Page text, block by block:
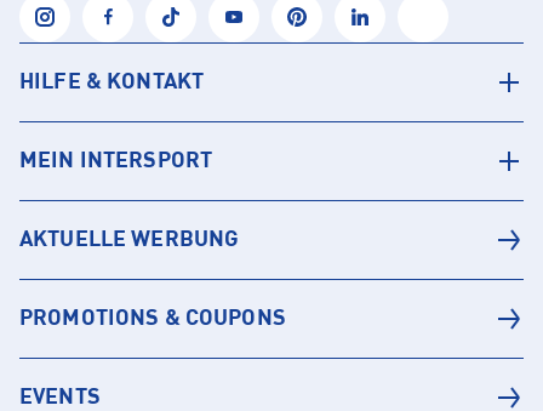
HILFE & KONTAKT
MEIN INTERSPORT
AKTUELLE WERBUNG
PROMOTIONS & COUPONS
EVENTS